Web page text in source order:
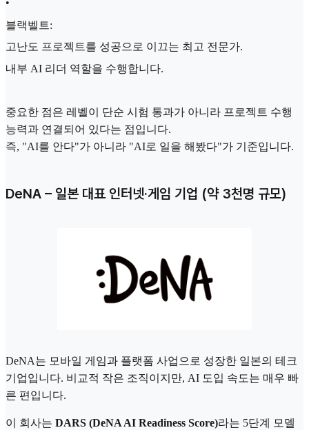
•
블랙벨트:
고난도 프로젝트를 성공으로 이끄는 최고 전문가.
내부 AI 리더 역할을 수행합니다.
중요한 점은 레벨이 단순 시험 통과가 아니라 프로젝트 수행
능력과 연결되어 있다는 점입니다.
즉, "AI를 안다"가 아니라 "AI로 일을 해봤다"가 기준입니다.
DeNA – 일본 대표 인터넷·게임 기업 (약 3천명 규모)
DeNA는 모바일 게임과 플랫폼 사업으로 성장한 일본의 테크
기업입니다. 비교적 작은 조직이지만, AI 도입 속도는 매우 빠
른 편입니다.
이 회사는 DARS (DeNA AI Readiness Score)라는 5단계 모델